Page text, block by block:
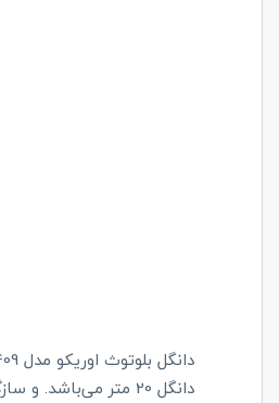
دانگل 20 متر می‌باشد. و سازگار با نسخه‌های بلوتوث 4.0 است.